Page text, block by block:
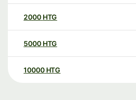
2000 HTG
5000 HTG
10000 HTG